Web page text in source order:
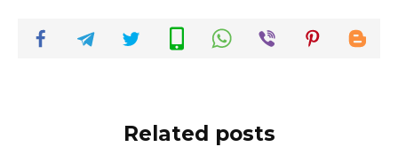
Related posts